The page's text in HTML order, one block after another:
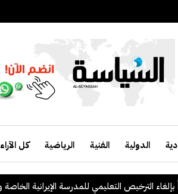
الدولية الفنية الرياضية كل الآراء
التعليمي للمدرسة الإيرانية الخاصة وإغلاقها